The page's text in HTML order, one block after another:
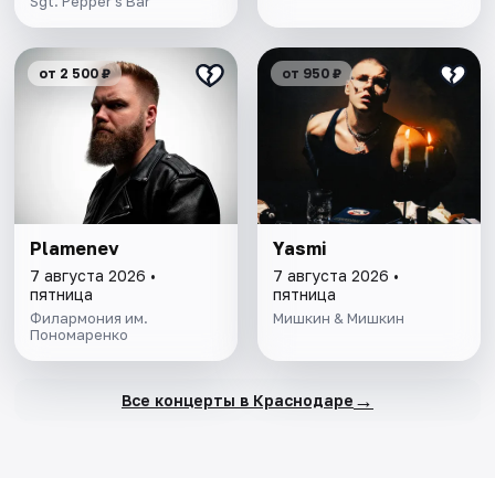
от 2 500 ₽
Plamenev
7 августа 2026 •
пятница
Филармония им.
Пономаренко
от 950 ₽
Yasmi
7 августа 2026 •
пятница
Мишкин & Мишкин
Все концерты в Краснодаре →